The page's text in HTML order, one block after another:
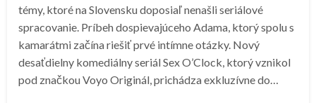
témy, ktoré na Slovensku doposiaľ nenašli seriálové
spracovanie. Príbeh dospievajúceho Adama, ktorý spolu s
kamarátmi začína riešiť prvé intímne otázky. Nový
desaťdielny komediálny seriál Sex O’Clock, ktorý vznikol
pod značkou Voyo Originál, prichádza exkluzívne do…